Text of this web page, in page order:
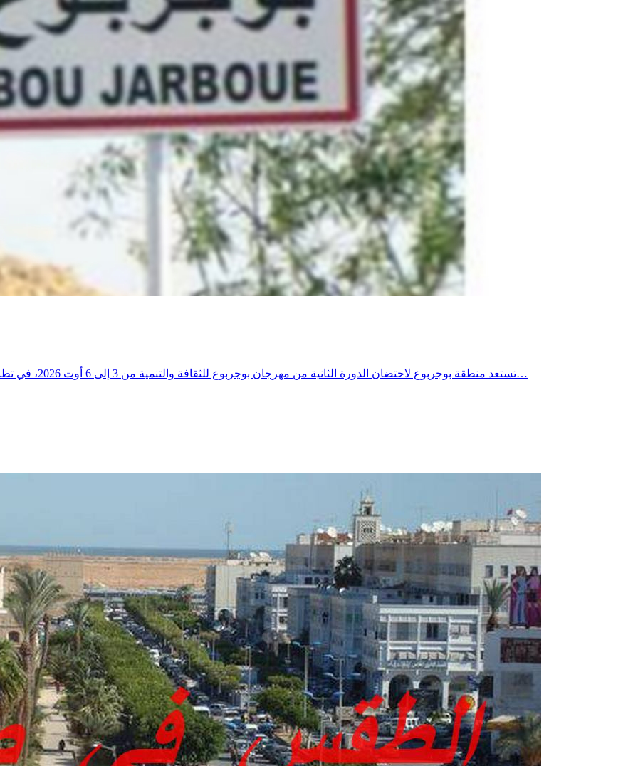
تستعد منطقة بوجربوع لاحتضان الدورة الثانية من مهرجان بوجربوع للثقافة والتنمية من 3 إلى 6 أوت 2026، في تظاهرة تجمع بين العروض الفنية والأمسيات الشعرية والأنشطة الرياضية…